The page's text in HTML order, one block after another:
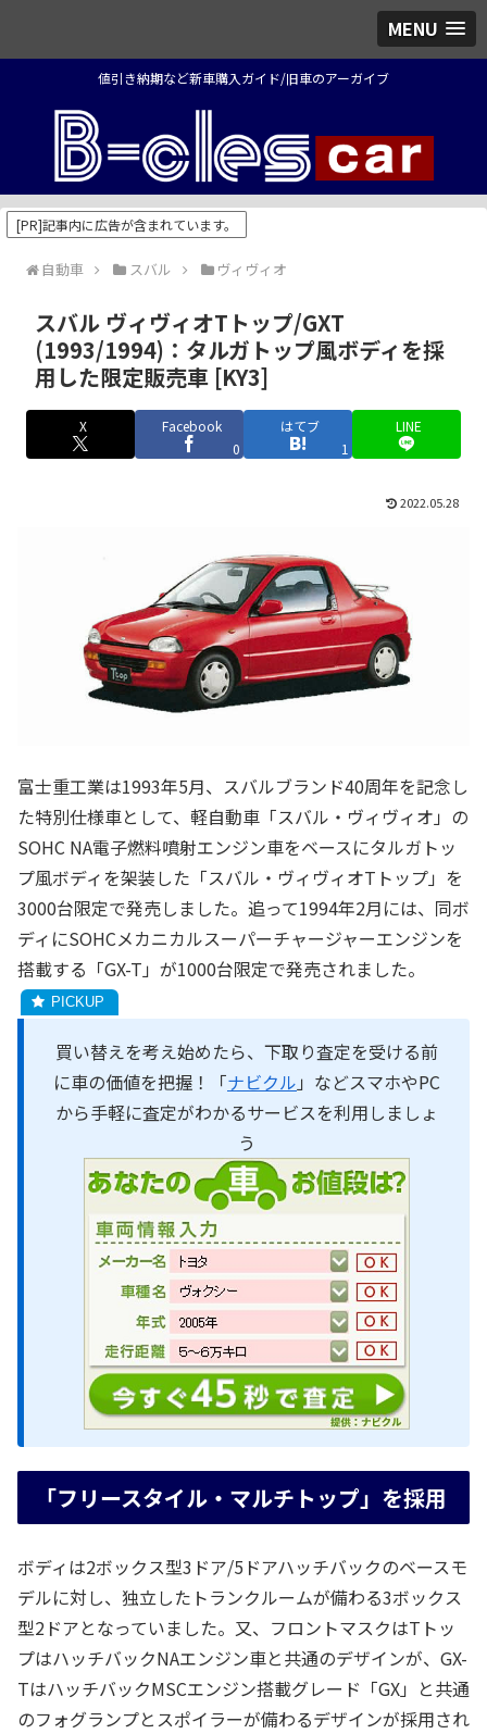
MENU
値引き納期など新車購入ガイド/旧車のアーガイブ
[PR]記事内に広告が含まれています。
自動車 スバル ヴィヴィオ
スバル ヴィヴィオTトップ/GXT
(1993/1994)：タルガトップ風ボディを採
用した限定販売車 [KY3]
X
Facebook
0
はてブ
1
LINE
2022.05.28
富士重工業は1993年5月、スバルブランド40周年を記念し
た特別仕様車として、軽自動車「スバル・ヴィヴィオ」の
SOHC NA電子燃料噴射エンジン車をベースにタルガトッ
プ風ボディを架装した「スバル・ヴィヴィオTトップ」を
3000台限定で発売しました。追って1994年2月には、同ボ
ディにSOHCメカニカルスーパーチャージャーエンジンを
搭載する「GX-T」が1000台限定で発売されました。
買い替えを考え始めたら、下取り査定を受ける前
に車の価値を把握！「ナビクル 」などスマホやPC
から手軽に査定がわかるサービスを利用しましょ
う
「フリースタイル・マルチトップ」を採用
ボディは2ボックス型3ドア/5ドアハッチバックのベースモ
デルに対し、独立したトランクルームが備わる3ボックス
型2ドアとなっていました。又、フロントマスクはTトッ
プはハッチバックNAエンジン車と共通のデザインが、GX-
TはハッチバックMSCエンジン搭載グレード「GX」と共通
のフォグランプとスポイラーが備わるデザインが採用され